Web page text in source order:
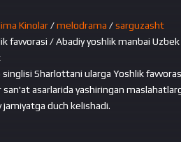
Kinolar/melodrama /sarguzasht
favvorasi / Abadiy yoshlik manbai
Sharlottani ularga Yoshlik
san'at asarlarida yashiringan
duch kelishadi.